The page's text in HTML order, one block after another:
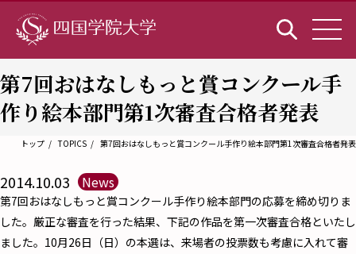
第7回おはなしもっと賞コンクール手
作り絵本部門第1次審査合格者発表
トップ TOPICS 第7回おはなしもっと賞コンクール手作り絵本部門第1次審査合格者発表
2014.10.03 News
第7回おはなしもっと賞コンクール手作り絵本部門の応募を締め切りま
した。厳正な審査を行った結果、下記の作品を第一次審査合格といたし
ました。10月26日（日）の本選は、来場者の投票数も考慮に入れて審